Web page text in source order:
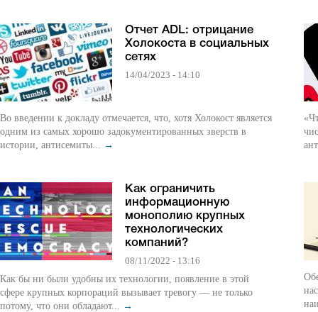
Отчет ADL: отрицание
Холокоста в социальных
сетях
14/04/2023 - 14:10
Во введении к докладу отмечается, что, хотя Холокост является
одним из самых хорошо задокументированных зверств в
истории, антисемиты... →
Как ограничить
информационную
монополию крупных
технологических
компаний?
08/11/2022 - 13:16
Как бы ни были удобны их технологии, появление в этой
сфере крупных корпораций вызывает тревогу — не только
потому, что они обладают...
→